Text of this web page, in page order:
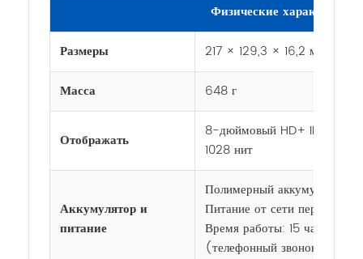
Физические
Размеры
217 × 129,3 × 16,2 мм
Масса
648 г
Отображать
8-дюймовый HD+ IPS-
1028 нит
Аккумулятор и
питание
Полимерный аккумулятор,
Питание от сети
Время работы: 15 часов
(телефонный звонок) / 15